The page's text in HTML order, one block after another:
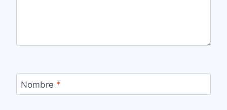
Nombre *